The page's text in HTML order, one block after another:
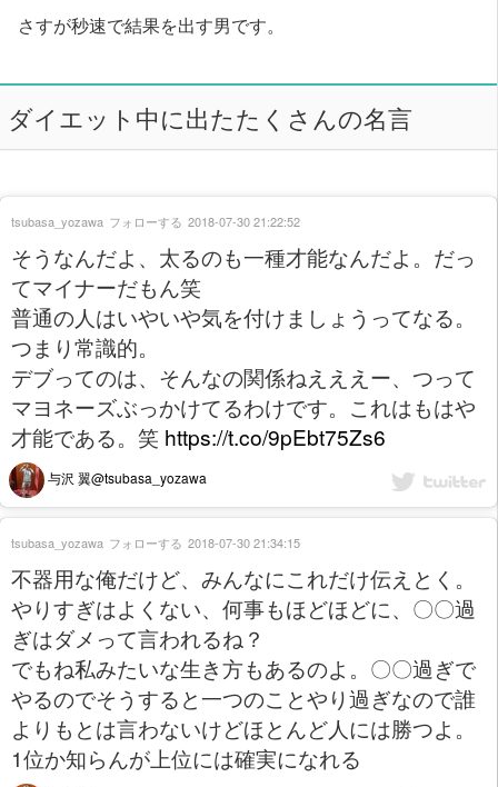
さすが秒速で結果を出す男です。
ダイエット中に出たたくさんの名言
そうなんだよ、太るのも一種才能なんだよ。だっ
てマイナーだもん笑
普通の人はいやいや気を付けましょうってなる。
つまり常識的。
デブってのは、そんなの関係ねえええー、つって
マヨネーズぶっかけてるわけです。これはもはや
才能である。笑 https://t.co/9pEbt75Zs6
与沢 翼@tsubasa_yozawa
tsubasa_yozawa フォローする 2018-07-30 21:22:52
不器用な俺だけど、みんなにこれだけ伝えとく。
やりすぎはよくない、何事もほどほどに、〇〇過
ぎはダメって言われるね？
でもね私みたいな生き方もあるのよ。〇〇過ぎで
やるのでそうすると一つのことやり過ぎなので誰
よりもとは言わないけどほとんど人には勝つよ。
1位か知らんが上位には確実になれる
tsubasa_yozawa フォローする 2018-07-30 21:34:15